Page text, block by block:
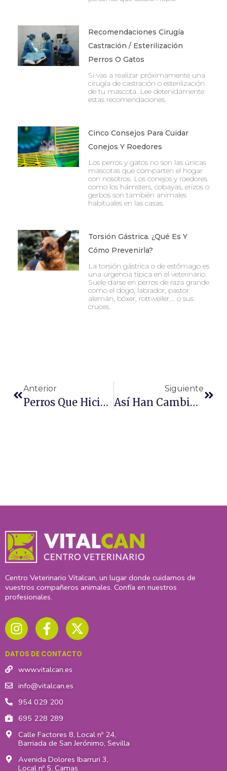
Recomendaciones Cirugía
Castración / Esterilización
Perros O Gatos
Si vas a realizar próximamente una
cirugía de castración o esterilización
de tu mascota. Lee detenidamente
estas recomendaciones.
Cinco Consejos Para Cuidar
Conejos Y Roedores
Los perros y gatos no son las únicas
mascotas que comparten el hogar
con nosotros. Los conejos y roedores
como los hámsters, cobayas, erizos o
gerbos son también animales
habituales en las casas.
Torsión Gástrica. ¿Qué Es Y
Cómo Prevenirla?
La torsión gástrica o de estómago es
una urgencia típica en el veterinario.
Suele darse en perros de raza grande
como el dogo, labrador, pastor
alemán, bóxer, rottweiler…. o sus
cruces.
Anterior
Perros Que Hicieron Historia
Siguiente
Así Han Cambiado Estas Razas De Perros
Centro Veterinario Vitalcan, un lugar donde cuidamos de
vuestros compañeros animales. Confía en nuestros
profesionales.
n
s
a
g
r
a
m
a
c
b
o
o
k
-
f
-
t
i
DATOS DE CONTACTO
www.vitalcan.es
info@vitalcan.es
954 029 200
695 228 289
Calle Factores 8, Local nº 24,
Barriada de San Jerónimo, Sevilla
Avenida Dolores Ibarruri 3,
Local nº 5, Camas